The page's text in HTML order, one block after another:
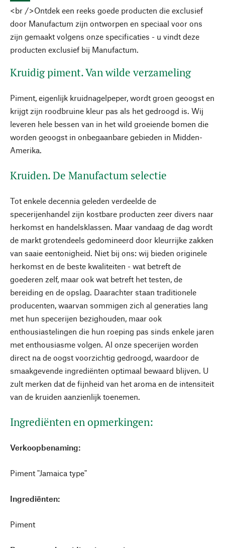
<br />Ontdek een reeks goede producten die exclusief
door Manufactum zijn ontworpen en speciaal voor ons
zijn gemaakt volgens onze specificaties - u vindt deze
producten exclusief bij Manufactum.
Kruidig piment. Van wilde verzameling
Piment, eigenlijk kruidnagelpeper, wordt groen geoogst en
krijgt zijn roodbruine kleur pas als het gedroogd is. Wij
leveren hele bessen van in het wild groeiende bomen die
worden geoogst in onbegaanbare gebieden in Midden-
Amerika.
Kruiden. De Manufactum selectie
Tot enkele decennia geleden verdeelde de
specerijenhandel zijn kostbare producten zeer divers naar
herkomst en handelsklassen. Maar vandaag de dag wordt
de markt grotendeels gedomineerd door kleurrijke zakken
van saaie eentonigheid. Niet bij ons: wij bieden originele
herkomst en de beste kwaliteiten - wat betreft de
goederen zelf, maar ook wat betreft het testen, de
bereiding en de opslag. Daarachter staan traditionele
producenten, waarvan sommigen zich al generaties lang
met hun specerijen bezighouden, maar ook
enthousiastelingen die hun roeping pas sinds enkele jaren
met enthousiasme volgen. Al onze specerijen worden
direct na de oogst voorzichtig gedroogd, waardoor de
smaakgevende ingrediënten optimaal bewaard blijven. U
zult merken dat de fijnheid van het aroma en de intensiteit
van de kruiden aanzienlijk toenemen.
Ingrediënten en opmerkingen:
Verkoopbenaming:
Piment "Jamaica type"
Ingrediënten:
Piment